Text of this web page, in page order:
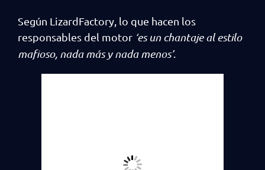
Según LizardFactory, lo que hacen los
responsables del motor ‘es un chantaje al estilo
mafioso, nada más y nada menos’.